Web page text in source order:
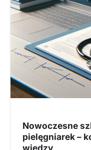
Nowoczesne
pielęgniarek –
wiedzy